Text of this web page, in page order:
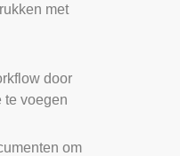
met
door
te voegen
om